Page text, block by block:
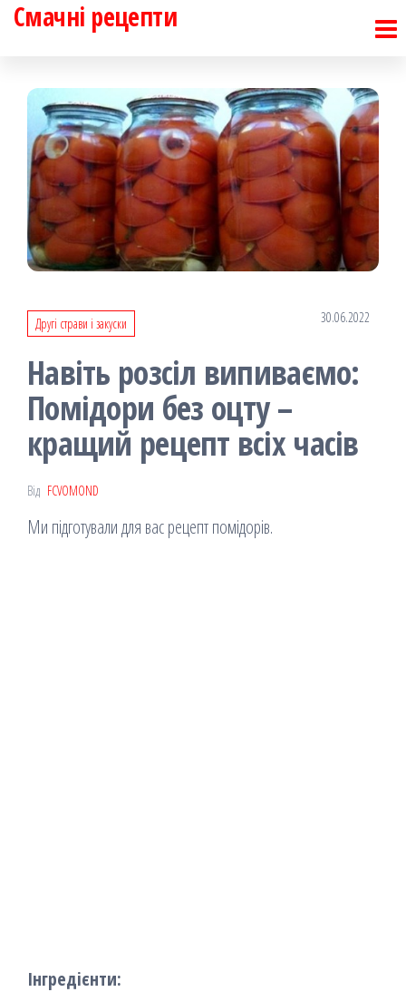
Перейти
Смачні рецепти
Другі страви і закуски 30.06.2022
Навіть розсіл випиваємо:
Помідори без оцту –
кращий рецепт всіх часів
Від FCVOMOND
Ми підготували для вас рецепт помідорів.
Інгредієнти: